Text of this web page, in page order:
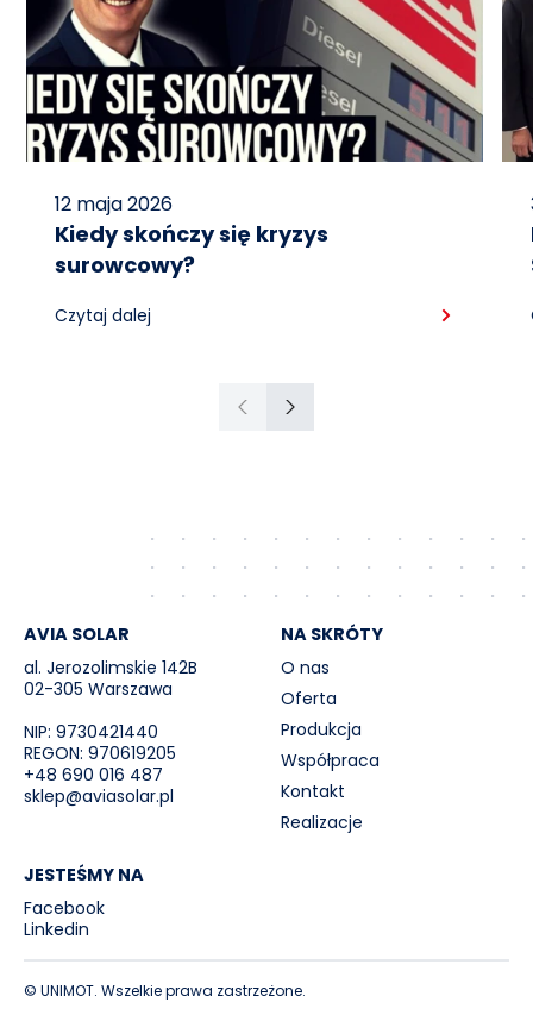
12 maja 2026
Kiedy skończy się kryzys
surowcowy?
Czytaj dalej
PoprzedniNastępny
AVIA SOLAR
al. Jerozolimskie 142B
02-305 Warszawa
NIP: 9730421440
REGON: 970619205
+48 690 016 487
sklep@aviasolar.pl
NA SKRÓTY
O nas
Oferta
Produkcja
Współpraca
Kontakt
Realizacje
JESTEŚMY NA
Facebook
Linkedin
© UNIMOT. Wszelkie prawa zastrzeżone.